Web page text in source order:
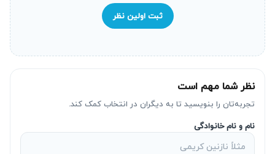
ثبت اولین نظر
نظر شما مهم است
تجربه‌تان را بنویسید تا به دیگران در انتخاب کمک کند.
نام و نام خانوادگی